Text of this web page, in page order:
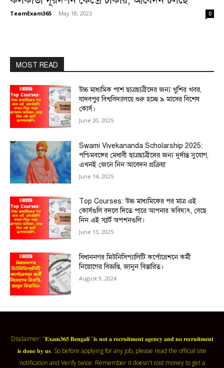
TeamExam365 - May 18, 2023 0
MOST READ
উচ্চ মাধ্যমিক পাশ ছাত্রছাত্রীদের জন্য খুশির খবর,
যাদবপুর বিশ্ববিদ্যালয়ে শুরু হচ্ছে ৯ মাসের বিশেষ
কোর্স।
June 20, 2025
Swami Vivekananda Scholarship 2025:
পশ্চিমবঙ্গের মেধাবী ছাত্রছাত্রীদের জন্য দুর্দান্ত সুযোগ,
এখনই জেনে নিন আবেদন প্রক্রিয়া
June 14, 2025
Top Courses: উচ্চ মাধ্যমিকের পর মাত্র এই
কোর্সগুলি বদলে দিতে পারে আপনার ভবিষ্যৎ, বেছে
নিন এই স্মার্ট অপশনগুলি।
June 13, 2025
বিধাননগর মিউনিসিপ্যালিটি কর্পোরেশনে কর্মী
নিয়োগের বিজ্ঞপ্তি, জানুন বিস্তারিত।
August 9, 2024
Disclaimer: "𝐄𝐱𝐚𝐦𝟑𝟔𝟓 𝐁𝐞𝐧𝐠𝐚𝐥𝐢 "𝐢𝐬 𝐧𝐨𝐭 𝐚 𝐫𝐞𝐜𝐫𝐮𝐢𝐭𝐦𝐞𝐧𝐭 𝐚𝐠𝐞𝐧𝐜𝐲 𝐚𝐧𝐝 𝐧𝐨 𝐫𝐞𝐜𝐫𝐮𝐢𝐭𝐦𝐞𝐧𝐭
𝐢𝐬 𝐝𝐨𝐧𝐞 𝐛𝐲 𝐮𝐬. So before applying for any job, please read the official site
notification and Verify twice. Remember it doesn't cost money to get a